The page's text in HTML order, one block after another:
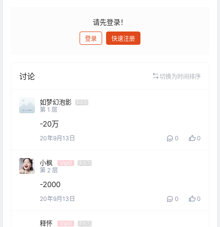
请先登录！
登录 快速注册
讨论 切换为时间排序
如梦幻泡影
Lv1
第 1 层
-20万
20年9月13日 0 0
小枫 Vip0
Lv3
第 2 层
-2000
20年9月13日 0 0
释怀 Vip0
Lv3